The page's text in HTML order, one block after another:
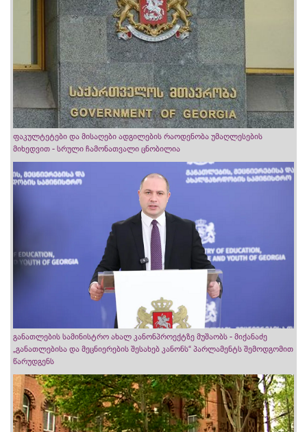
ფაკულტეტები და მისაღები ადგილების რაოდენობა უმაღლესების
მიხედვით - სრული ჩამონათვალი ცნობილია
განათლების სამინისტრო ახალ კანონპროექტზე მუშაობს - მიქანაძე
„განათლებისა და მეცნიერების შესახებ კანონს“ პარლამენტს შემოდგომით
წარუდგენს